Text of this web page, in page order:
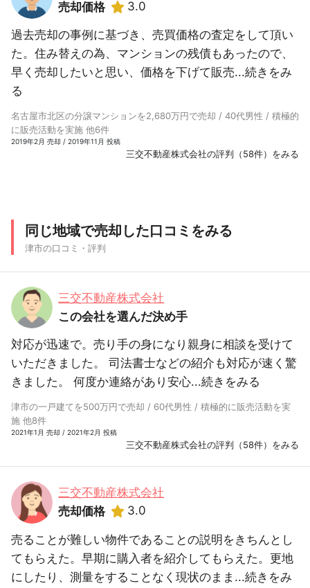
売却価格
3.0
過去売却の事例に基づき、売買価格の査定をして頂い
た。住み替えの為、マンションの残債もあったので、
早く売却したいと思い、価格を下げて販売...続きをみ
る
名古屋市北区の分譲マンションを2,680万円で売却 / 40代男性 / 積極的
に販売活動を実施 他6件
2019年2月 売却 / 2019年11月 投稿
三交不動産株式会社の評判（58件）をみる
同じ地域で売却した口コミをみる
津市の口コミ・評判
三交不動産株式会社
この会社を選んだ決め手
対応が迅速で。売り手の身になり親身に相談を受けて
いただきました。 司法書士などの紹介も対応が速く驚
きました。 何度か連絡があり安心...続きをみる
津市の一戸建てを500万円で売却 / 60代男性 / 積極的に販売活動を実
施 他8件
2021年1月 売却 / 2021年2月 投稿
三交不動産株式会社の評判（58件）をみる
三交不動産株式会社
売却価格
3.0
売ることが難しい物件であることの説明をきちんとし
てもらえた。早期に購入者を紹介してもらえた。更地
にしたり、測量をすることなく現状のまま...続きをみ